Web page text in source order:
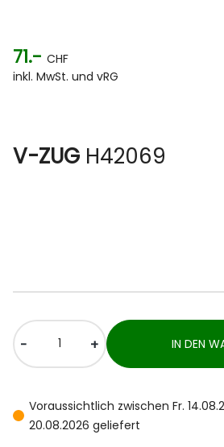
71.- CHF
inkl. MwSt. und vRG
V-ZUG H42069
- + IN DEN
Voraussichtlich zwischen Fr.
20.08.2026 geliefert